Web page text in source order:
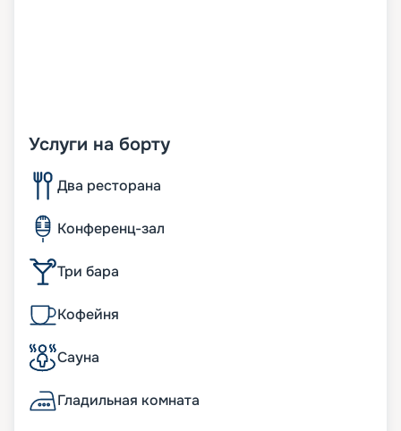
Услуги на борту
Два ресторана
Конференц-зал
Три бара
Кофейня
Сауна
Гладильная комната